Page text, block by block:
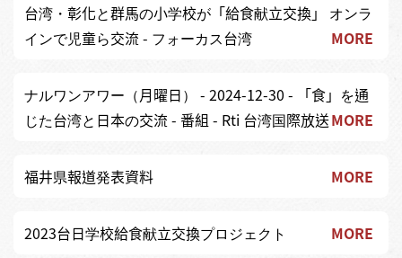
台湾・彰化と群馬の小学校が「給食献立交換」 オンラ
インで児童ら交流 - フォーカス台湾
MORE
ナルワンアワー（月曜日） - 2024-12-30 - 「食」を通
じた台湾と日本の交流 - 番組 - Rti 台湾国際放送MORE
福井県報道発表資料 MORE
2023台日学校給食献立交換プロジェクト MORE